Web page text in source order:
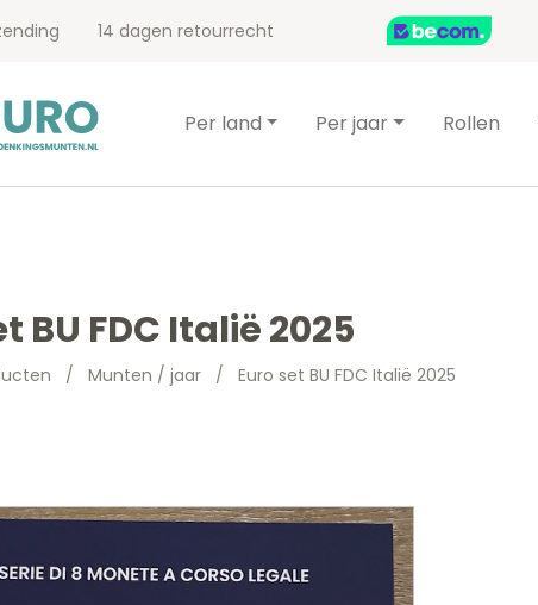
14 dagen retourrecht
Per land Per jaar Rollen
BU FDC Italië 2025
/ Munten / jaar / Euro set BU FDC Italië 2025